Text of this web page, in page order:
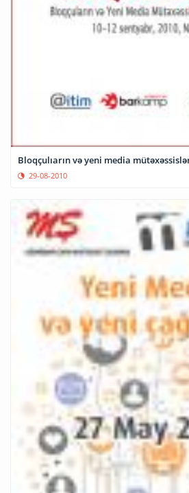
Bloqçulıarın və yeni media
29-08-2010